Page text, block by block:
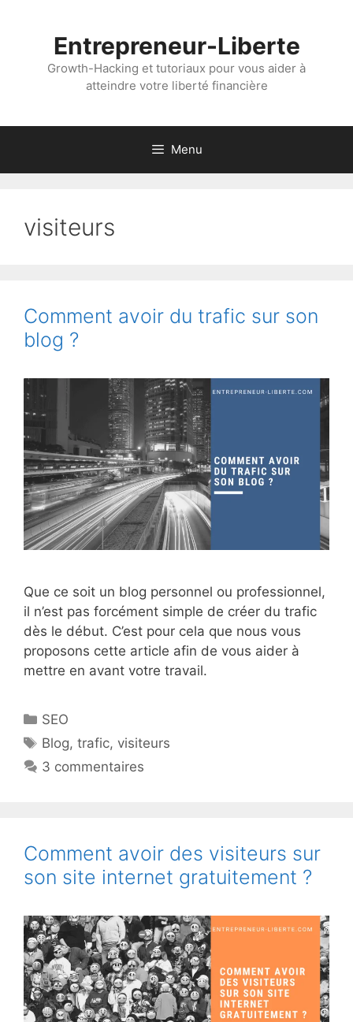
Entrepreneur-Liberte
Growth-Hacking et tutoriaux pour vous aider à
atteindre votre liberté financière
Menu
visiteurs
Comment avoir du trafic sur son
blog ?
Que ce soit un blog personnel ou professionnel,
il n’est pas forcément simple de créer du trafic
dès le début. C’est pour cela que nous vous
proposons cette article afin de vous aider à
mettre en avant votre travail.
Catégories
SEO
Étiquettes
Blog,trafic, visiteurs
3 commentaires
Comment avoir des visiteurs sur
son site internet gratuitement ?